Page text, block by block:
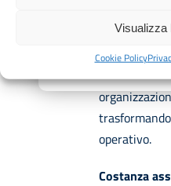
Visualizza
Cookie Policy
mentre R15
crema
su farciture,
operativo.
Costanza